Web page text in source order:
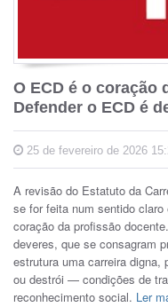
O ECD é o coração
Defender o ECD é
25 de fevereiro de 2026
A revisão do Estatuto da
se for feita num sentido
coração da profissão
deveres, que se consagram
estrutura uma carreira
ou destrói — condições de
reconhecimento social. Ler